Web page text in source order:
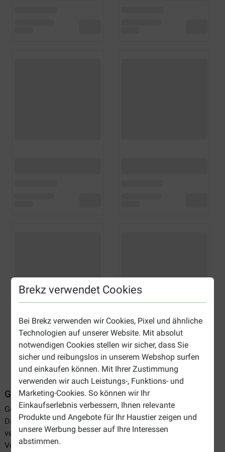
Brekz verwendet Cookies
Bei Brekz verwenden wir Cookies, Pixel und ähnliche
Technologien auf unserer Website. Mit absolut
notwendigen Cookies stellen wir sicher, dass Sie
sicher und reibungslos in unserem Webshop surfen
und einkaufen können. Mit Ihrer Zustimmung
verwenden wir auch Leistungs-, Funktions- und
Marketing-Cookies. So können wir Ihr
Einkaufserlebnis verbessern, Ihnen relevante
Produkte und Angebote für Ihr Haustier zeigen und
unsere Werbung besser auf Ihre Interessen
abstimmen.
Getreidefreies Hundefutter
Getreide gehört nicht zur natürlichen Diät des Hundes.
Dadurch haben manche Hunde Schwierigkeiten, dieses zu
verdauen. Manche Rassen sind anfälliger als andere für
Verdauungsprobleme und andere Allergiebeschwerden wie